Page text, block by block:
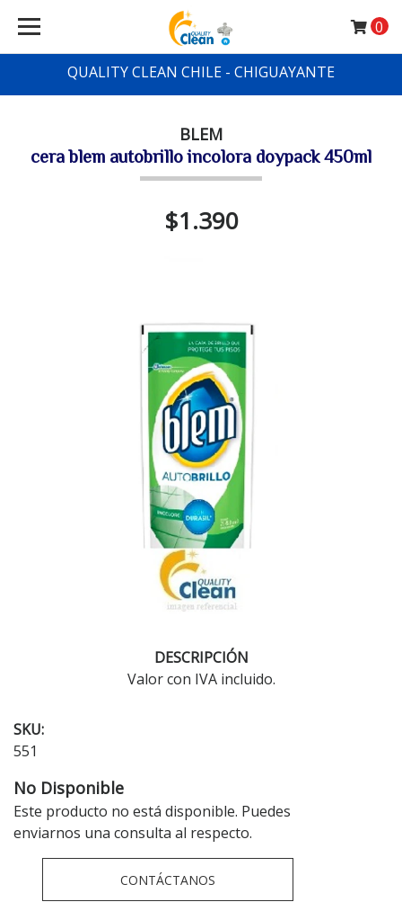
QUALITY CLEAN CHILE - CHIGUAYANTE
0
BLEM
cera blem autobrillo incolora doypack 450ml
$1.390
DESCRIPCIÓN
Valor con IVA incluido.
SKU:
551
No Disponible
Este producto no está disponible. Puedes
enviarnos una consulta al respecto.
CONTÁCTANOS